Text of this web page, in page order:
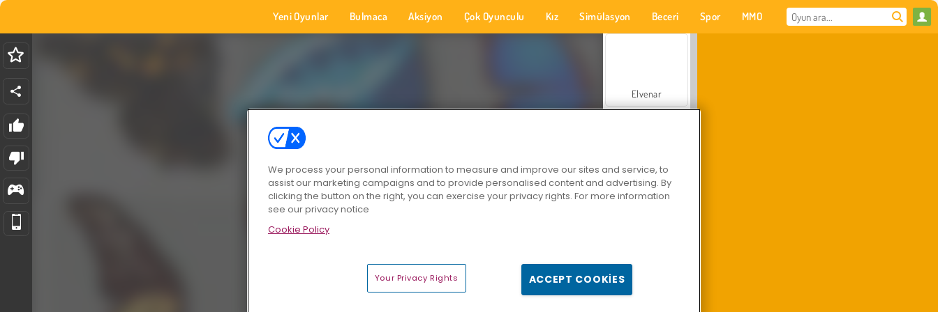
Yeni Oyunlar Bulmaca Aksiyon Çok Oyunculu Kız Simülasyon Beceri Spor MMO
Elvenar
We process your personal information to measure and improve our sites and service, to
assist our marketing campaigns and to provide personalised content and advertising. By
clicking the button on the right, you can exercise your privacy rights. For more information
see our privacy notice
Cookie Policy
Your Privacy Rights ACCEPT COOKIES